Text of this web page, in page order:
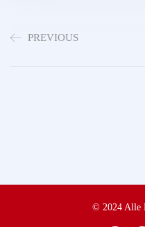
PREVIOUS
© 2024 Alle